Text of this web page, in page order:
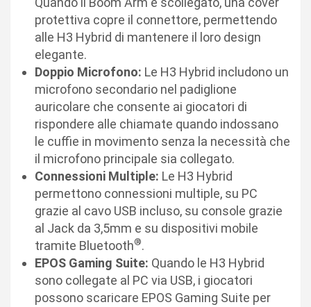
protettiva copre il connettore, permettendo
alle H3 Hybrid di mantenere il loro design
elegante.
Doppio Microfono: Le H3 Hybrid includono un
microfono secondario nel padiglione
auricolare che consente ai giocatori di
rispondere alle chiamate quando indossano
le cuffie in movimento senza la necessità che
il microfono principale sia collegato.
Connessioni Multiple: Le H3 Hybrid
permettono connessioni multiple, su PC
grazie al cavo USB incluso, su console grazie
al Jack da 3,5mm e su dispositivi mobile
tramite Bluetooth®.
EPOS Gaming Suite: Quando le H3 Hybrid
sono collegate al PC via USB, i giocatori
possono scaricare EPOS Gaming Suite per